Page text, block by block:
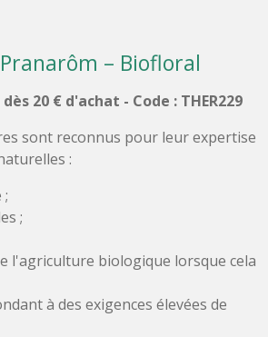
– Biofloral
20 € d'achat - Code : THER229
sont reconnus pour leur expertise
:
;
l'agriculture biologique lorsque cela
à des exigences élevées de